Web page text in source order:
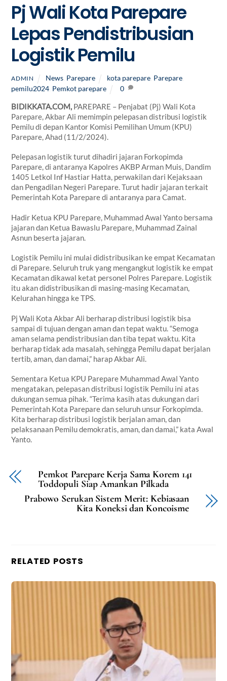
Pj Wali Kota Parepare
Lepas Pendistribusian
Logistik Pemilu
ADMIN News, Parepare kota parepare, Parepare,
pemilu2024 Pemkot parepare 0
BIDIKKATA.COM, PAREPARE – Penjabat (Pj) Wali Kota
Parepare, Akbar Ali memimpin pelepasan distribusi logistik
Pemilu di depan Kantor Komisi Pemilihan Umum (KPU)
Parepare, Ahad (11/2/2024).
Pelepasan logistik turut dihadiri jajaran Forkopimda
Parepare, di antaranya Kapolres AKBP Arman Muis, Dandim
1405 Letkol Inf Hastiar Hatta, perwakilan dari Kejaksaan
dan Pengadilan Negeri Parepare. Turut hadir jajaran terkait
Pemerintah Kota Parepare di antaranya para Camat.
Hadir Ketua KPU Parepare, Muhammad Awal Yanto bersama
jajaran dan Ketua Bawaslu Parepare, Muhammad Zainal
Asnun beserta jajaran.
Logistik Pemilu ini mulai didistribusikan ke empat Kecamatan
di Parepare. Seluruh truk yang mengangkut logistik ke empat
Kecamatan dikawal ketat personel Polres Parepare. Logistik
itu akan didistribusikan di masing-masing Kecamatan,
Kelurahan hingga ke TPS.
Pj Wali Kota Akbar Ali berharap distribusi logistik bisa
sampai di tujuan dengan aman dan tepat waktu. “Semoga
aman selama pendistribusian dan tiba tepat waktu. Kita
berharap tidak ada masalah, sehingga Pemilu dapat berjalan
tertib, aman, dan damai,” harap Akbar Ali.
Sementara Ketua KPU Parepare Muhammad Awal Yanto
mengatakan, pelepasan distribusi logistik Pemilu ini atas
dukungan semua pihak. “Terima kasih atas dukungan dari
Pemerintah Kota Parepare dan seluruh unsur Forkopimda.
Kita berharap distribusi logistik berjalan aman, dan
pelaksanaan Pemilu demokratis, aman, dan damai,” kata Awal
Yanto.
Pemkot Parepare Kerja Sama Korem 141
Toddopuli Siap Amankan Pilkada
Prabowo Serukan Sistem Merit: Kebiasaan
Kita Koneksi dan Koncoisme
RELATED POSTS